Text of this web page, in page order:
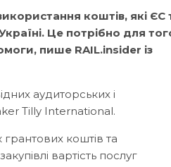
коштів, які ЄС
Це потрібно для
пише RAIL.insider із
аудиторських і
Tilly International.
коштів та
вартість послуг